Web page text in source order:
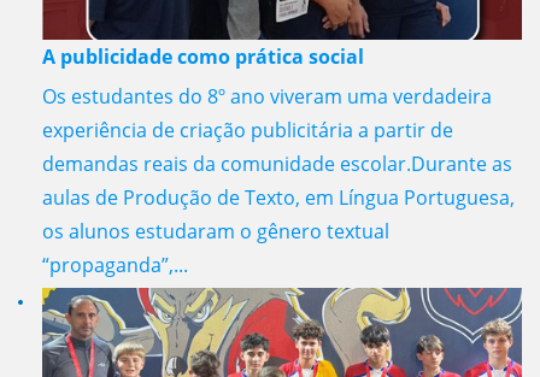
A publicidade como prática social
Os estudantes do 8º ano viveram uma verdadeira
experiência de criação publicitária a partir de
demandas reais da comunidade escolar.Durante as
aulas de Produção de Texto, em Língua Portuguesa,
os alunos estudaram o gênero textual
“propaganda”,...